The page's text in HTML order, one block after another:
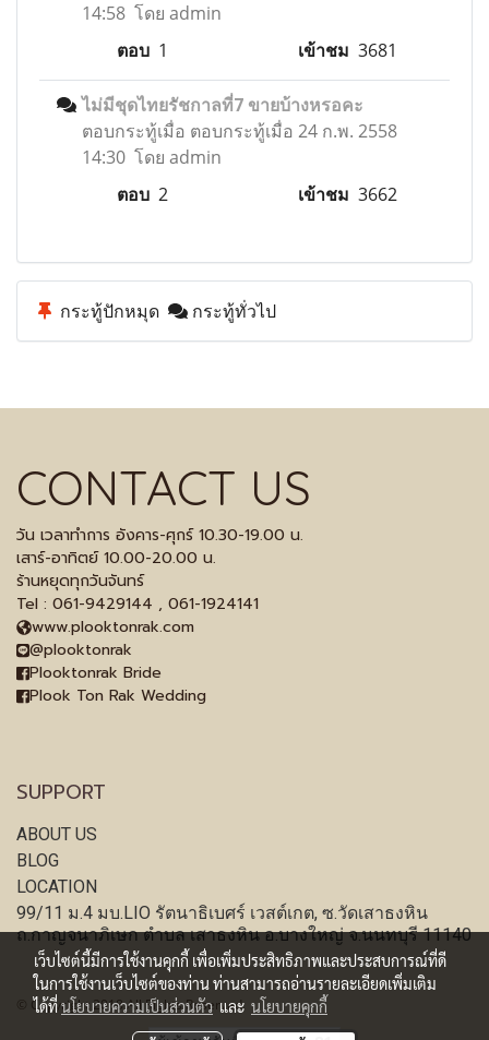
14:58 โดย admin
ตอบ 1 เข้าชม 3681
ไม่มีชุดไทยรัชกาลที่7 ขายบ้างหรอคะ
ตอบกระทู้เมื่อ ตอบกระทู้เมื่อ 24 ก.พ. 2558
14:30 โดย admin
ตอบ 2 เข้าชม 3662
กระทู้ปักหมุด กระทู้ทั่วไป
CONTACT US
วัน เวลาทำการ อังคาร-ศุกร์ 10.30-19.00 น.
เสาร์-อาทิตย์ 10.00-20.00 น.
ร้านหยุดทุกวันจันทร์
Tel : 061-9429144 , 061-1924141
www.plooktonrak.com
@plooktonrak
Plooktonrak Bride
Plook Ton Rak Wedding
SUPPORT
ABOUT US
BLOG
LOCATION
99/11 ม.4 มบ.LIO รัตนาธิเบศร์ เวสต์เกต, ซ.วัดเสาธงหิน
ถ.กาญจนาภิเษก ตำบล เสาธงหิน อ.บางใหญ่ จ.นนทบุรี 11140
© Copyright 2018 All Rights Reserved.
เว็บไซต์นี้มีการใช้งานคุกกี้ เพื่อเพิ่มประสิทธิภาพและประสบการณ์ที่ดี
ในการใช้งานเว็บไซต์ของท่าน ท่านสามารถอ่านรายละเอียดเพิ่มเติม
ได้ที่นโยบายความเป็นส่วนตัวและ นโยบายคุกกี้